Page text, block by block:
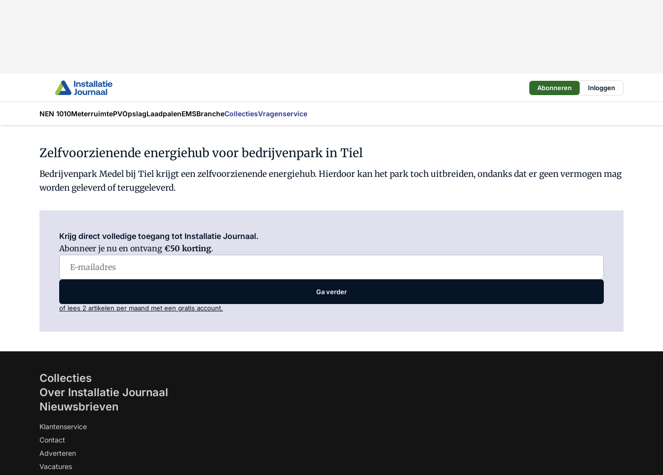
Abonneren Inloggen
NEN 1010MeterruimtePVOpslagLaadpalenEMSBrancheCollectiesVragenservice
Zelfvoorzienende energiehub voor bedrijvenpark in Tiel
Bedrijvenpark Medel bij Tiel krijgt een zelfvoorzienende energiehub. Hierdoor kan het park toch uitbreiden, ondanks dat er geen vermogen mag
worden geleverd of teruggeleverd.
Krijg direct volledige toegang tot Installatie Journaal.
Abonneer je nu en ontvang €50 korting.
Ga verder
of lees 2 artikelen per maand met een gratis account.
Collecties
Over Installatie Journaal
Nieuwsbrieven
Klantenservice
Contact
Adverteren
Vacatures